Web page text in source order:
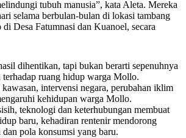
tubuh manusia”, kata Aleta. Mereka
selama berbulan-bulan di lokasi tambang
Desa Fatumnasi dan Kuanoel, secara
dihentikan, tapi bukan berarti sepenuhnya
terhadap ruang hidup warga Mollo.
intervensi negara, perubahan iklim
kehidupan warga Mollo.
teknologi dan keterhubungan membuat
baru, kehadiran rentenir mendorong
pola konsumsi yang baru.